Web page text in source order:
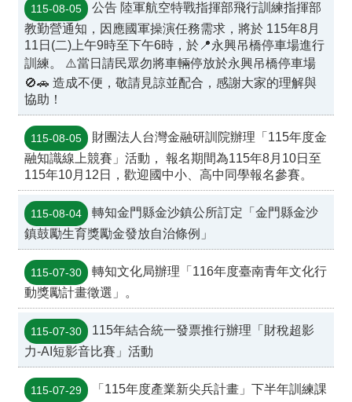
115-08-05
公告 陸軍航空特戰指揮部飛行訓練指揮部
教勤營通知，因應國軍操演任務需求，將於 115年8月
11日(二)上午9時至下午6時，於📍永興吊橋停車場進行
訓練。 ⚠️當日請民眾勿將車輛停放於永興吊橋停車場
🚫🚗 造成不便，敬請見諒並配合，感謝大家的理解與
協助！
115-08-05
財團法人台灣金融研訓院辦理「115年度金
融知識線上競賽」活動， 報名期間為115年8月10日至
115年10月12日，歡迎國中小、高中同學報名參賽。
115-08-04
轉知金門縣金沙鎮公所訂定「金門縣金沙
鎮鼓勵生育獎勵金發放自治條例」
115-07-30
轉知文化局辦理「116年度臺南青年文化行
動獎勵計畫徵選」。
115-07-30
115年結合統一發票推行辦理「財稅超影
力-AI短影音比賽」活動
115-07-29
「115年度產業新尖兵計畫」下半年訓練課